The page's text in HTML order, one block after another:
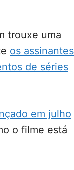
trouxe uma
os assinantes
de séries
em julho
o filme está